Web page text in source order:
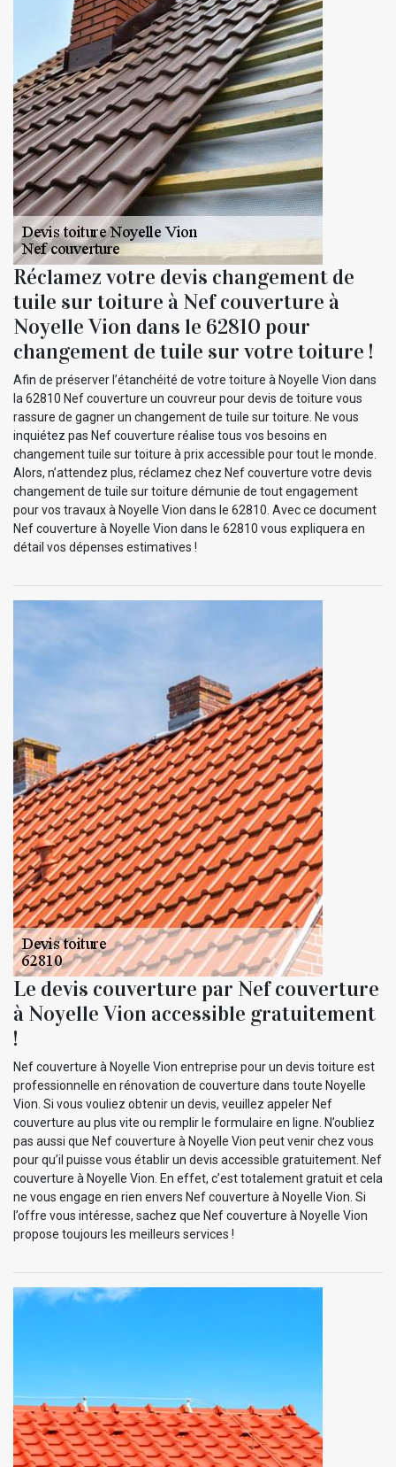
Réclamez votre devis changement de
tuile sur toiture à Nef couverture à
Noyelle Vion dans le 62810 pour
changement de tuile sur votre toiture !
Afin de préserver l’étanchéité de votre toiture à Noyelle Vion dans
la 62810 Nef couverture un couvreur pour devis de toiture vous
rassure de gagner un changement de tuile sur toiture. Ne vous
inquiétez pas Nef couverture réalise tous vos besoins en
changement tuile sur toiture à prix accessible pour tout le monde.
Alors, n’attendez plus, réclamez chez Nef couverture votre devis
changement de tuile sur toiture démunie de tout engagement
pour vos travaux à Noyelle Vion dans le 62810. Avec ce document
Nef couverture à Noyelle Vion dans le 62810 vous expliquera en
détail vos dépenses estimatives !
Le devis couverture par Nef couverture
à Noyelle Vion accessible gratuitement
!
Nef couverture à Noyelle Vion entreprise pour un devis toiture est
professionnelle en rénovation de couverture dans toute Noyelle
Vion. Si vous vouliez obtenir un devis, veuillez appeler Nef
couverture au plus vite ou remplir le formulaire en ligne. N’oubliez
pas aussi que Nef couverture à Noyelle Vion peut venir chez vous
pour qu’il puisse vous établir un devis accessible gratuitement. Nef
couverture à Noyelle Vion. En effet, c’est totalement gratuit et cela
ne vous engage en rien envers Nef couverture à Noyelle Vion. Si
l’offre vous intéresse, sachez que Nef couverture à Noyelle Vion
propose toujours les meilleurs services !